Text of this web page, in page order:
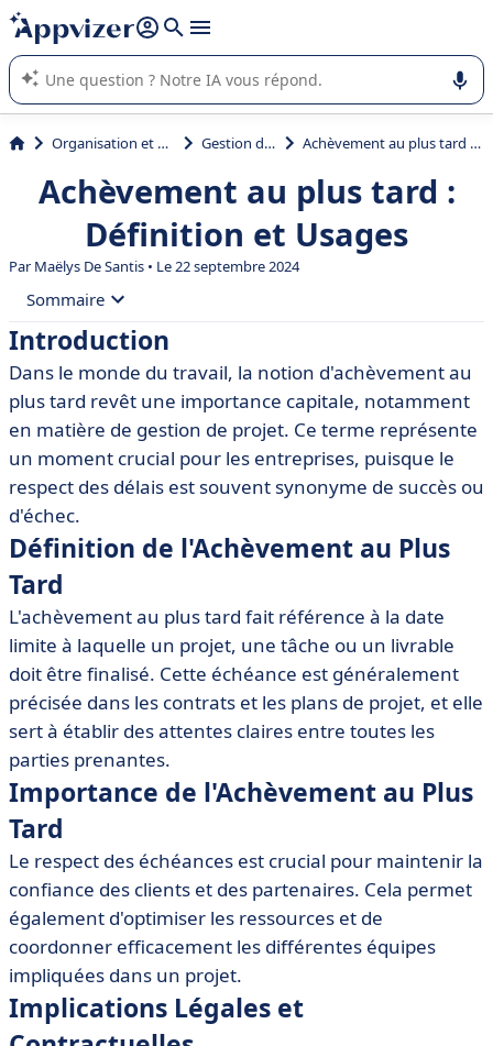
répondre (plusieurs lignes avec
L'IA de Appvizer vous guide dans l'utilisation ou la sélection de
logiciel SaaS en entreprise.
Organisation et planification Gestion de projet Achèvement au plus tard : Définition et Usages
Achèvement au plus tard :
Définition et Usages
ParMaëlys De Santis • Le 22 septembre 2024
Sommaire
• Introduction
• Définition de l'Achèvement au Plus Tard
• Importance de l'Achèvement au Plus Tard
• Implications Légales et Contractuelles
• Outils et Logiciels pour Gérer l'Achèvement au Plus
Tard
• Meilleures Pratiques pour Assurer l'Achèvement au
Plus Tard
• Études de Cas et Exemples
• Conclusion
Introduction
Dans le monde du travail, la notion d'achèvement au
plus tard revêt une importance capitale, notamment
en matière de gestion de projet. Ce terme représente
un moment crucial pour les entreprises, puisque le
respect des délais est souvent synonyme de succès ou
d'échec.
Définition de l'Achèvement au Plus
Tard
L'achèvement au plus tard fait référence à la date
limite à laquelle un projet, une tâche ou un livrable
doit être finalisé. Cette échéance est généralement
précisée dans les contrats et les plans de projet, et elle
sert à établir des attentes claires entre toutes les
parties prenantes.
Importance de l'Achèvement au Plus
Tard
Le respect des échéances est crucial pour maintenir la
confiance des clients et des partenaires. Cela permet
également d'optimiser les ressources et de
coordonner efficacement les différentes équipes
impliquées dans un projet.
Implications Légales et